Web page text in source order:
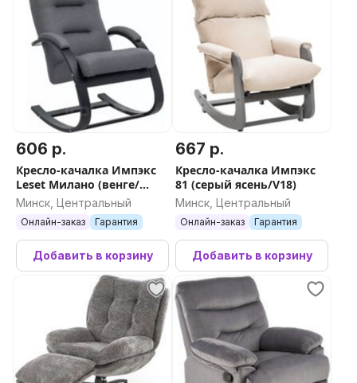
606 р.
Кресло-качалка Импэкс
Leset Милано (венге/
малмо 95)
Минск, Центральный
Онлайн-заказ Гарантия
Добавить в корзину
667 р.
Кресло-качалка Импэкс
81 (серый ясень/V18)
Минск, Центральный
Онлайн-заказ Гарантия
Добавить в корзину